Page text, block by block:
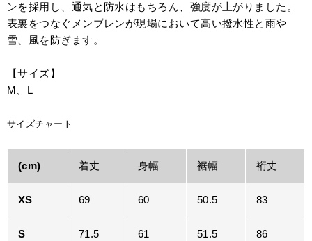
ンを採用し、通気と防水はもちろん、強度が上がりました。
表裏をつなぐメンブレンが現場において高い撥水性と雨や
雪、風を防ぎます。
【サイズ】
M、L
サイズチャート
(cm) 着丈 身幅 裾幅 裄丈
XS 69 60 50.5 83
S 71.5 61 51.5 86